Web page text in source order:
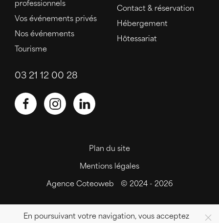
professionnels
Vos événements privés
Nos événements
Tourisme
Contact & réservation
Hébergement
Hôtessariat
03 21 12 00 28
Plan du site
Mentions légales
Agence Coteoweb © 2024 - 2026
En poursuivant votre navigation, vous acceptez